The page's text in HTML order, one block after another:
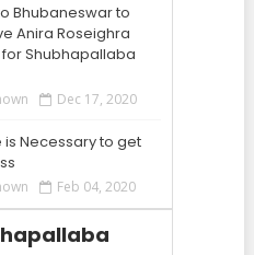
Bhubaneswar to
Anira Roseighra
Shubhapallaba
Dec 17, 2020
is Necessary to get
Feb 04, 2020